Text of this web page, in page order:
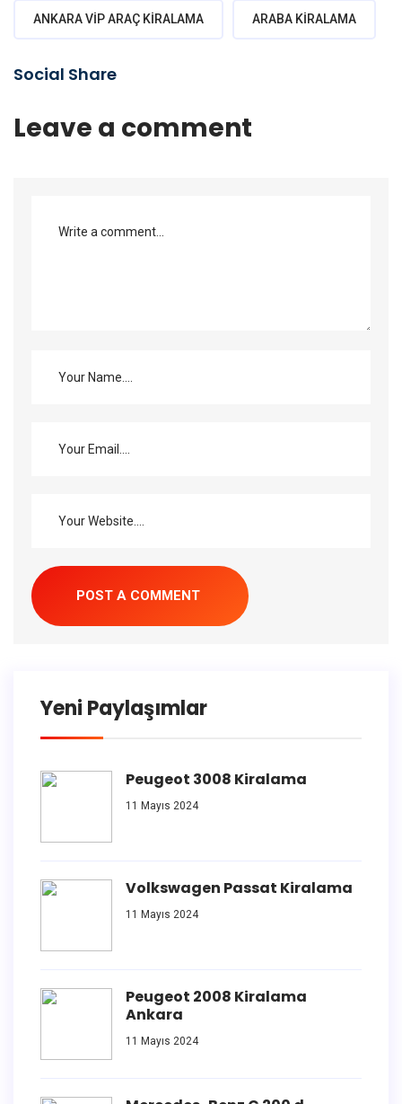
ANKARA VIP ARAÇ KIRALAMA ARABA KIRALAMA
Social Share
Leave a comment
Yeni Paylaşımlar
Peugeot 3008 Kiralama
11 Mayıs 2024
Volkswagen Passat Kiralama
11 Mayıs 2024
Peugeot 2008 Kiralama
Ankara
11 Mayıs 2024